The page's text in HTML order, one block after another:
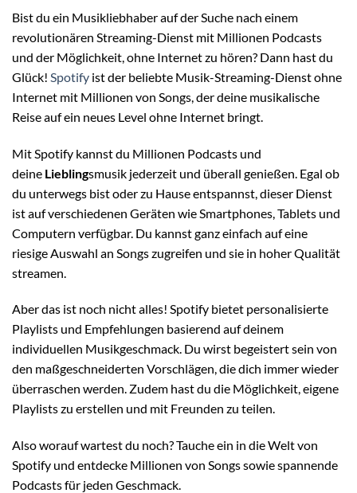
Bist du ein Musikliebhaber auf der Suche nach einem
revolutionären Streaming-Dienst mit Millionen Podcasts
und der Möglichkeit, ohne Internet zu hören? Dann hast du
Glück! Spotify ist der beliebte Musik-Streaming-Dienst ohne
Internet mit Millionen von Songs, der deine musikalische
Reise auf ein neues Level ohne Internet bringt.
Mit Spotify kannst du Millionen Podcasts und
deine Lieblingsmusik jederzeit und überall genießen. Egal ob
du unterwegs bist oder zu Hause entspannst, dieser Dienst
ist auf verschiedenen Geräten wie Smartphones, Tablets und
Computern verfügbar. Du kannst ganz einfach auf eine
riesige Auswahl an Songs zugreifen und sie in hoher Qualität
streamen.
Aber das ist noch nicht alles! Spotify bietet personalisierte
Playlists und Empfehlungen basierend auf deinem
individuellen Musikgeschmack. Du wirst begeistert sein von
den maßgeschneiderten Vorschlägen, die dich immer wieder
überraschen werden. Zudem hast du die Möglichkeit, eigene
Playlists zu erstellen und mit Freunden zu teilen.
Also worauf wartest du noch? Tauche ein in die Welt von
Spotify und entdecke Millionen von Songs sowie spannende
Podcasts für jeden Geschmack.